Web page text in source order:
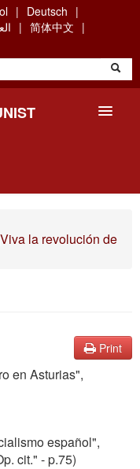
Deutsch
简体中文
la revolución de
Print
en Asturias",
español",
cit." - p.75)